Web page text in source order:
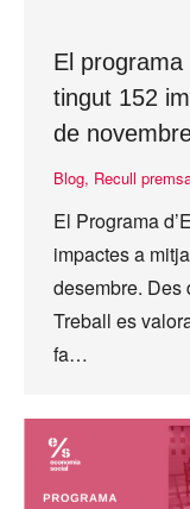
El programa
tingut 152
de
Blog, Recull
El Programa
impactes a
desembre. Des
Treball es
fa…